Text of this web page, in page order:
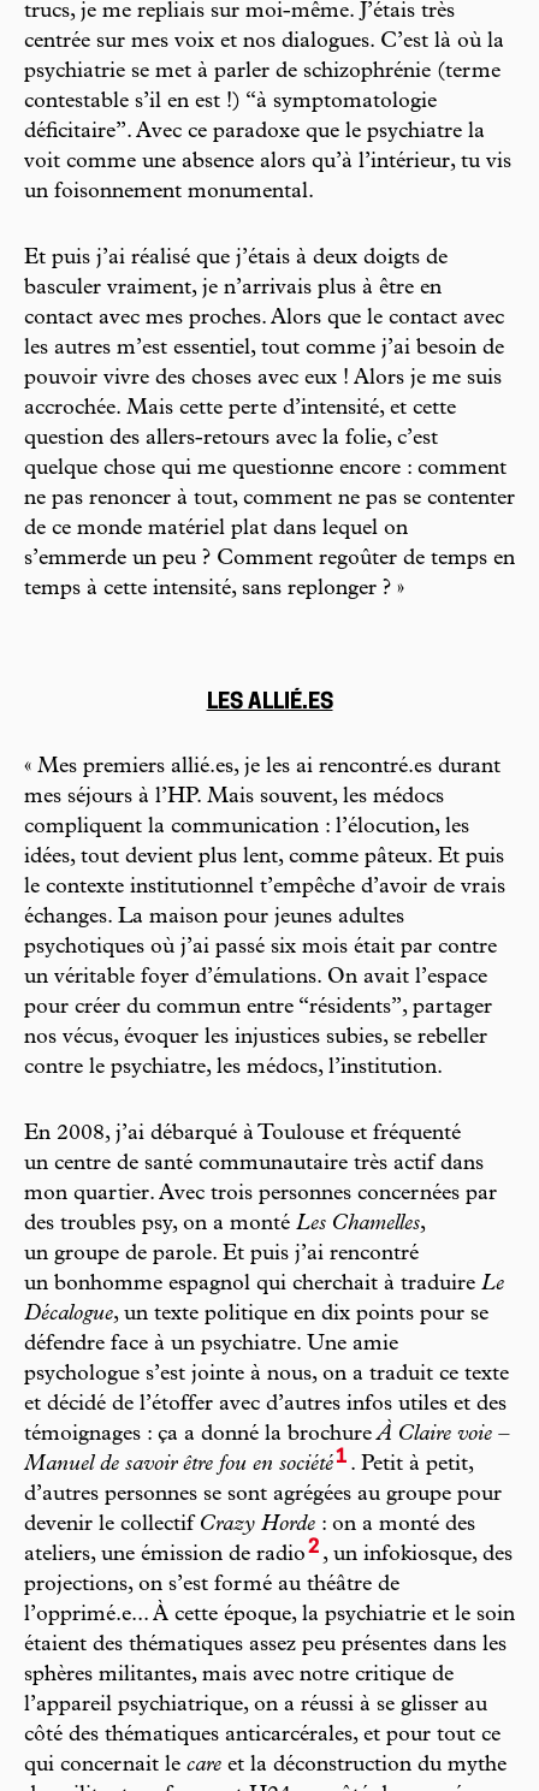
trucs, je me repliais sur moi-même. J’étais très
centrée sur mes voix et nos dialogues. C’est là où la
psychiatrie se met à parler de schizophrénie (terme
contestable s’il en est !) “à symptomatologie
déficitaire”. Avec ce paradoxe que le psychiatre la
voit comme une absence alors qu’à l’intérieur, tu vis
un foisonnement monumental.
Et puis j’ai réalisé que j’étais à deux doigts de
basculer vraiment, je n’arrivais plus à être en
contact avec mes proches. Alors que le contact avec
les autres m’est essentiel, tout comme j’ai besoin de
pouvoir vivre des choses avec eux ! Alors je me suis
accrochée. Mais cette perte d’intensité, et cette
question des allers-retours avec la folie, c’est
quelque chose qui me questionne encore : comment
ne pas renoncer à tout, comment ne pas se contenter
de ce monde matériel plat dans lequel on
s’emmerde un peu ? Comment regoûter de temps en
temps à cette intensité, sans replonger ? »
LES ALLIÉ.ES
« Mes premiers allié.es, je les ai rencontré.es durant
mes séjours à l’HP. Mais souvent, les médocs
compliquent la communication : l’élocution, les
idées, tout devient plus lent, comme pâteux. Et puis
le contexte institutionnel t’empêche d’avoir de vrais
échanges. La maison pour jeunes adultes
psychotiques où j’ai passé six mois était par contre
un véritable foyer d’émulations. On avait l’espace
pour créer du commun entre “résidents”, partager
nos vécus, évoquer les injustices subies, se rebeller
contre le psychiatre, les médocs, l’institution.
En 2008, j’ai débarqué à Toulouse et fréquenté
un centre de santé communautaire très actif dans
mon quartier. Avec trois personnes concernées par
des troubles psy, on a monté Les Chamelles,
un groupe de parole. Et puis j’ai rencontré
un bonhomme espagnol qui cherchait à traduire Le
Décalogue, un texte politique en dix points pour se
défendre face à un psychiatre. Une amie
psychologue s’est jointe à nous, on a traduit ce texte
et décidé de l’étoffer avec d’autres infos utiles et des
témoignages : ça a donné la brochureÀ Claire voie –
Manuel de savoir être fou en société1 . Petit à petit,
d’autres personnes se sont agrégées au groupe pour
devenir le collectif Crazy Horde : on a monté des
ateliers, une émission de radio2 , un infokiosque, des
projections, on s’est formé au théâtre de
l’opprimé.e... À cette époque, la psychiatrie et le soin
étaient des thématiques assez peu présentes dans les
sphères militantes, mais avec notre critique de
l’appareil psychiatrique, on a réussi à se glisser au
côté des thématiques anticarcérales, et pour tout ce
qui concernait le care et la déconstruction du mythe